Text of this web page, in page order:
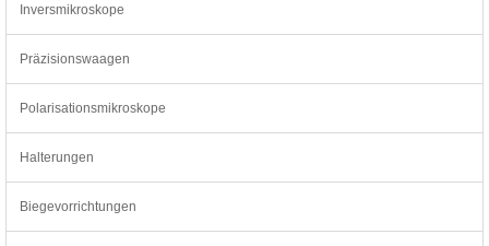
Inversmikroskope
Präzisionswaagen
Polarisationsmikroskope
Halterungen
Biegevorrichtungen